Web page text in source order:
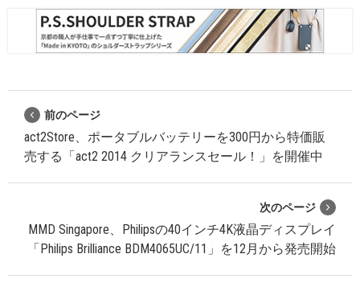
前のページ
act2Store、ポータブルバッテリーを300円から特価販
売する「act2 2014 クリアランスセール！」を開催中
次のページ
MMD Singapore、Philipsの40インチ4K液晶ディスプレイ
「Philips Brilliance BDM4065UC/11」を12月から発売開始